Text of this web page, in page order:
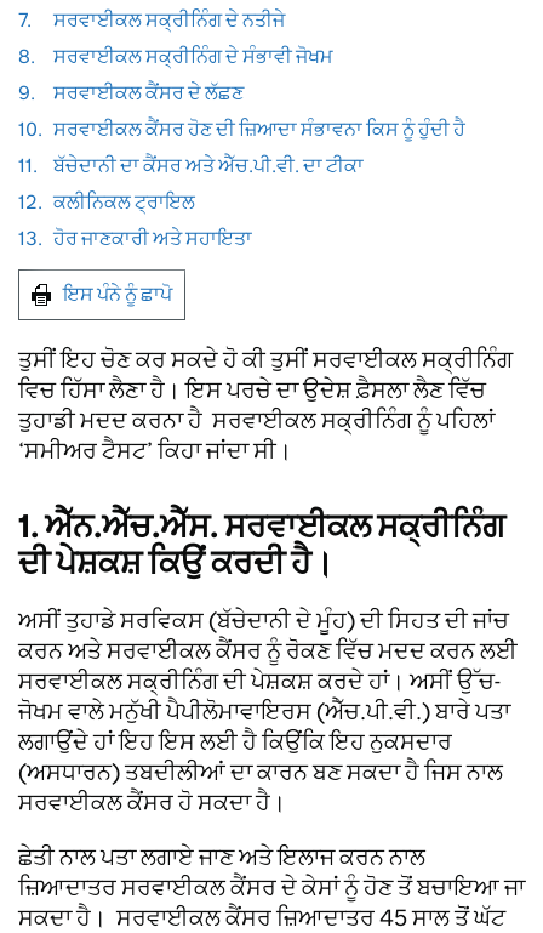
7.
ਸਰਵਾਈਕਲ ਸਕ੍ਰੀਨਿੰਗ ਦੇ ਨਤੀਜੇ
8.
ਸਰਵਾਈਕਲ ਸਕ੍ਰੀਨਿੰਗ ਦੇ ਸੰਭਾਵੀ ਜੋਖਮ
9.
ਸਰਵਾਈਕਲ ਕੈਂਸਰ ਦੇ ਲੱਛਣ
10. ਸਰਵਾਈਕਲ ਕੈਂਸਰ ਹੋਣ ਦੀ ਜ਼ਿਆਦਾ ਸੰਭਾਵਨਾ ਕਿਸ ਨੂੰ ਹੁੰਦੀ ਹੈ
11.
ਬੱਚੇਦਾਨੀ ਦਾ ਕੈਂਸਰ ਅਤੇ ਐੱਚ.ਪੀ.ਵੀ. ਦਾ ਟੀਕਾ
12. ਕਲੀਨਿਕਲ ਟ੍ਰਾਇਲ
13. ਹੋਰ ਜਾਣਕਾਰੀ ਅਤੇ ਸਹਾਇਤਾ
ਇਸ ਪੰਨੇ ਨੂੰ ਛਾਪੋ
ਤੁਸੀਂ ਇਹ ਚੋਣ ਕਰ ਸਕਦੇ ਹੋ ਕੀ ਤੁਸੀਂ ਸਰਵਾਈਕਲ ਸਕ੍ਰੀਨਿੰਗ
ਵਿਚ ਹਿੱਸਾ ਲੈਣਾ ਹੈ। ਇਸ ਪਰਚੇ ਦਾ ਉਦੇਸ਼ ਫ਼ੈਸਲਾ ਲੈਣ ਵਿੱਚ
ਤੁਹਾਡੀ ਮਦਦ ਕਰਨਾ ਹੈ ਸਰਵਾਈਕਲ ਸਕ੍ਰੀਨਿੰਗ ਨੂੰ ਪਹਿਲਾਂ
‘ਸਮੀਅਰ ਟੈਸਟ’ ਕਿਹਾ ਜਾਂਦਾ ਸੀ।
1. ਐੱਨ.ਐੱਚ.ਐੱਸ. ਸਰਵਾਈਕਲ ਸਕ੍ਰੀਨਿੰਗ
ਦੀ ਪੇਸ਼ਕਸ਼ ਕਿਉਂ ਕਰਦੀ ਹੈ।
ਅਸੀਂ ਤੁਹਾਡੇ ਸਰਵਿਕਸ (ਬੱਚੇਦਾਨੀ ਦੇ ਮੂੰਹ) ਦੀ ਸਿਹਤ ਦੀ ਜਾਂਚ
ਕਰਨ ਅਤੇ ਸਰਵਾਈਕਲ ਕੈਂਸਰ ਨੂੰ ਰੋਕਣ ਵਿੱਚ ਮਦਦ ਕਰਨ ਲਈ
ਸਰਵਾਈਕਲ ਸਕ੍ਰੀਨਿੰਗ ਦੀ ਪੇਸ਼ਕਸ਼ ਕਰਦੇ ਹਾਂ। ਅਸੀਂ ਉੱਚ-
ਜੋਖਮ ਵਾਲੇ ਮਨੁੱਖੀ ਪੈਪੀਲੋਮਾਵਾਇਰਸ (ਐੱਚ.ਪੀ.ਵੀ.) ਬਾਰੇ ਪਤਾ
ਲਗਾਉਂਦੇ ਹਾਂ ਇਹ ਇਸ ਲਈ ਹੈ ਕਿਉਂਕਿ ਇਹ ਨੁਕਸਦਾਰ
(ਅਸਧਾਰਨ) ਤਬਦੀਲੀਆਂ ਦਾ ਕਾਰਨ ਬਣ ਸਕਦਾ ਹੈ ਜਿਸ ਨਾਲ
ਸਰਵਾਈਕਲ ਕੈਂਸਰ ਹੋ ਸਕਦਾ ਹੈ।
ਛੇਤੀ ਨਾਲ ਪਤਾ ਲਗਾਏ ਜਾਣ ਅਤੇ ਇਲਾਜ ਕਰਨ ਨਾਲ
ਜ਼ਿਆਦਾਤਰ ਸਰਵਾਈਕਲ ਕੈਂਸਰ ਦੇ ਕੇਸਾਂ ਨੂੰ ਹੋਣ ਤੋਂ ਬਚਾਇਆ ਜਾ
ਸਕਦਾ ਹੈ। ਸਰਵਾਈਕਲ ਕੈਂਸਰ ਜ਼ਿਆਦਾਤਰ 45 ਸਾਲ ਤੋਂ ਘੱਟ